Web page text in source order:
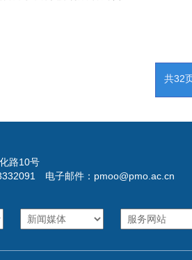
共32
路10号
电子邮件：pmoo@pmo.ac.cn